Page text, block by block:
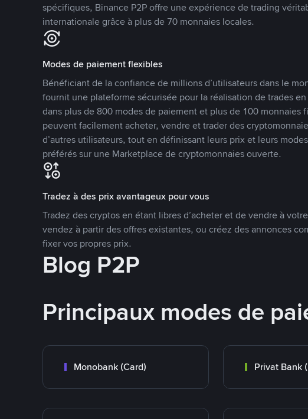
spécifiques, Binance P2P offre une expérience de trading
internationale grâce à plus de 70 monnaies locales.
Modes de paiement flexibles
Bénéficiant de la confiance de millions d’utilisateurs dans le
fournit une plateforme sécurisée pour la réalisation de trades
dans plus de 800 modes de paiement et plus de 100 monnaies
peuvent facilement acheter, vendre et trader des
d’autres utilisateurs, tout en définissant leurs prix et leurs
préférés sur une Marketplace de cryptomonnaies ouverte.
Tradez à des prix avantageux pour vous
Tradez des cryptos en étant libres d’acheter et de vendre à
vendez à partir des offres existantes, ou créez des annonces
fixer vos propres prix.
Blog P2P
Principaux modes de
Monobank (Card)